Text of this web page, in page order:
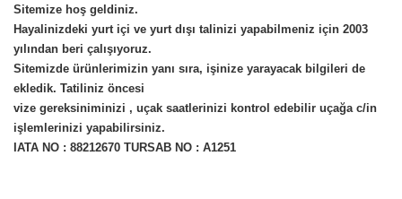
Sitemize hoş geldiniz.
Hayalinizdeki yurt içi ve yurt dışı talinizi yapabilmeniz için 2003
yılından beri çalışıyoruz.
Sitemizde ürünlerimizin yanı sıra, işinize yarayacak bilgileri de
ekledik. Tatiliniz öncesi
vize gereksiniminizi , uçak saatlerinizi kontrol edebilir uçağa c/in
işlemlerinizi yapabilirsiniz.
IATA NO : 88212670 TURSAB NO : A1251